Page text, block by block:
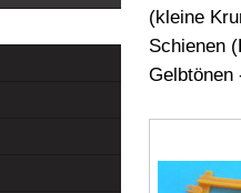
(kleine
Schienen